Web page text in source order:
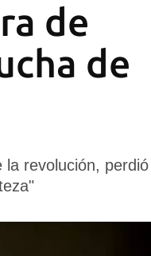
de
de
revolución,